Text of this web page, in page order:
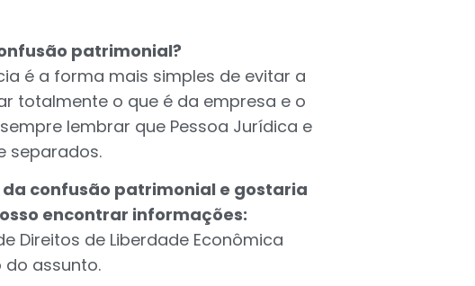
patrimonial?
é a forma mais simples de evitar a
totalmente o que é da empresa e o
lembrar que Pessoa Jurídica e
separados.
confusão patrimonial e gostaria
encontrar informações:
Direitos de Liberdade Econômica
assunto.